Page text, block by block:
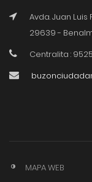
Avda. Juan Luis
29639 -
Centralita :
MAPA WEB